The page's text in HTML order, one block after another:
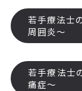
若手療法士
周囲炎～
若手療法士
痛症～